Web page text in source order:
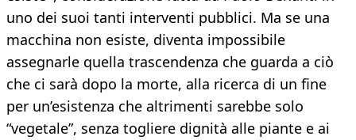
uno dei suoi tanti interventi pubblici. Ma se una
macchina non esiste, diventa impossibile
assegnarle quella trascendenza che guarda a ciò
che ci sarà dopo la morte, alla ricerca di un fine
per un’esistenza che altrimenti sarebbe solo
“vegetale”, senza togliere dignità alle piante e ai